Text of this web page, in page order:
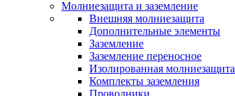
Молниезащита и заземление
Внешняя молниезащита
Дополнительные элементы
Заземление
Заземление переносное
Изолированная молниезащита
Комплекты заземления
Проводники